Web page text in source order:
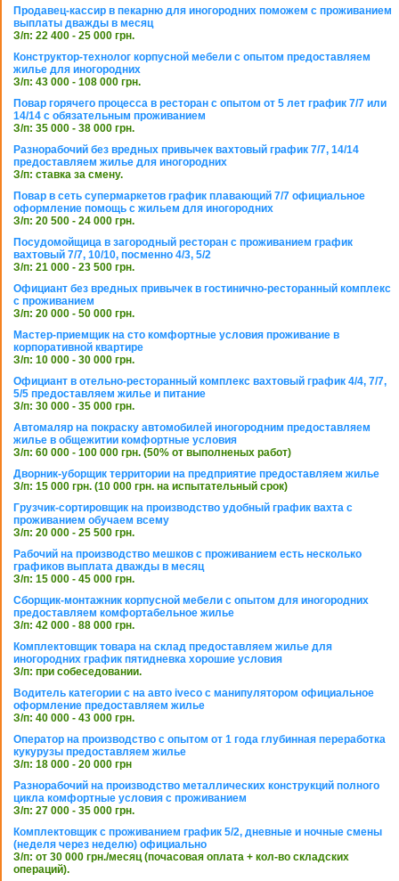
Продавец-кассир в пекарню для иногородних поможем с проживанием
выплаты дважды в месяц
З/п: 22 400 - 25 000 грн.
Конструктор-технолог корпусной мебели с опытом предоставляем
жилье для иногородних
З/п: 43 000 - 108 000 грн.
Повар горячего процесса в ресторан с опытом от 5 лет график 7/7 или
14/14 с обязательным проживанием
З/п: 35 000 - 38 000 грн.
Разнорабочий без вредных привычек вахтовый график 7/7, 14/14
предоставляем жилье для иногородних
З/п: ставка за смену.
Повар в сеть супермаркетов график плавающий 7/7 официальное
оформление помощь с жильем для иногородних
З/п: 20 500 - 24 000 грн.
Посудомойщица в загородный ресторан с проживанием график
вахтовый 7/7, 10/10, посменно 4/3, 5/2
З/п: 21 000 - 23 500 грн.
Официант без вредных привычек в гостинично-ресторанный комплекс
с проживанием
З/п: 20 000 - 50 000 грн.
Мастер-приемщик на сто комфортные условия проживание в
корпоративной квартире
З/п: 10 000 - 30 000 грн.
Официант в отельно-ресторанный комплекс вахтовый график 4/4, 7/7,
5/5 предоставляем жилье и питание
З/п: 30 000 - 35 000 грн.
Автомаляр на покраску автомобилей иногородним предоставляем
жилье в общежитии комфортные условия
З/п: 60 000 - 100 000 грн. (50% от выполненых работ)
Дворник-уборщик территории на предприятие предоставляем жилье
З/п: 15 000 грн. (10 000 грн. на испытательный срок)
Грузчик-сортировщик на производство удобный график вахта с
проживанием обучаем всему
З/п: 20 000 - 25 500 грн.
Рабочий на производство мешков с проживанием есть несколько
графиков выплата дважды в месяц
З/п: 15 000 - 45 000 грн.
Сборщик-монтажник корпусной мебели с опытом для иногородних
предоставляем комфортабельное жилье
З/п: 42 000 - 88 000 грн.
Комплектовщик товара на склад предоставляем жилье для
иногородних график пятидневка хорошие условия
З/п: при собеседовании.
Водитель категории с на авто iveco с манипулятором официальное
оформление предоставляем жилье
З/п: 40 000 - 43 000 грн.
Оператор на производство с опытом от 1 года глубинная переработка
кукурузы предоставляем жилье
З/п: 18 000 - 20 000 грн
Разнорабочий на производство металлических конструкций полного
цикла комфортные условия с проживанием
З/п: 27 000 - 35 000 грн.
Комплектовщик с проживанием график 5/2, дневные и ночные смены
(неделя через неделю) официально
З/п: от 30 000 грн./месяц (почасовая оплата + кол-во складских
операций).